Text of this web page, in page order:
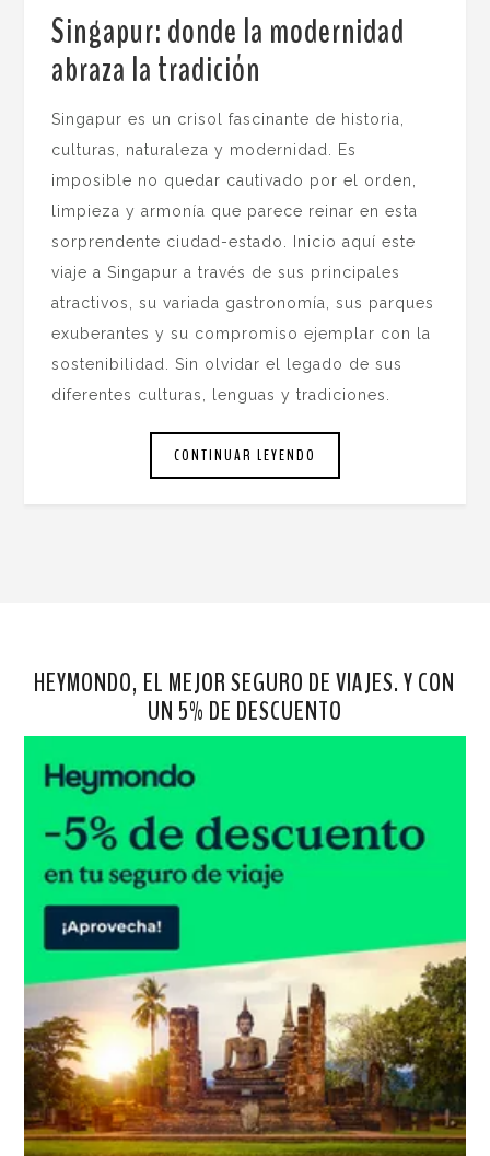
Singapur: donde la modernidad
abraza la tradición
Singapur es un crisol fascinante de historia,
culturas, naturaleza y modernidad. Es
imposible no quedar cautivado por el orden,
limpieza y armonía que parece reinar en esta
sorprendente ciudad-estado. Inicio aquí este
viaje a Singapur a través de sus principales
atractivos, su variada gastronomía, sus parques
exuberantes y su compromiso ejemplar con la
sostenibilidad. Sin olvidar el legado de sus
diferentes culturas, lenguas y tradiciones.
CONTINUAR LEYENDO
HEYMONDO, EL MEJOR SEGURO DE VIAJES. Y CON
UN 5% DE DESCUENTO